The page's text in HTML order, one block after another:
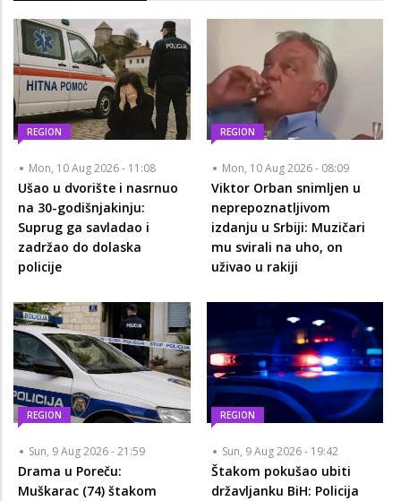
REGION
Mon, 10 Aug 2026 - 11:08
Ušao u dvorište i nasrnuo
na 30-godišnjakinju:
Suprug ga savladao i
zadržao do dolaska
policije
REGION
Mon, 10 Aug 2026 - 08:09
Viktor Orban snimljen u
neprepoznatljivom
izdanju u Srbiji: Muzičari
mu svirali na uho, on
uživao u rakiji
REGION
Sun, 9 Aug 2026 - 21:59
Drama u Poreču:
Muškarac (74) štakom
REGION
Sun, 9 Aug 2026 - 19:42
Štakom pokušao ubiti
državljanku BiH: Policija